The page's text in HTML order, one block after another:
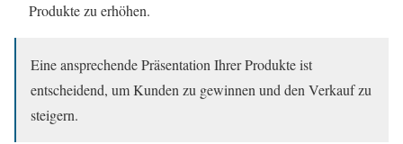
Produkte zu erhöhen.
Eine ansprechende Präsentation Ihrer Produkte ist
entscheidend, um Kunden zu gewinnen und den Verkauf zu
steigern.